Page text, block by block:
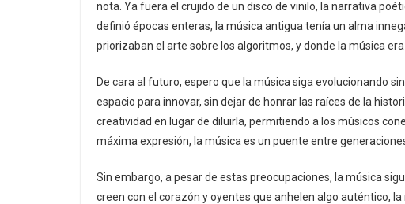
nota. Ya fuera el crujido de un disco de vinilo, la narrativa
definió épocas enteras, la música antigua tenía un alma
priorizaban el arte sobre los algoritmos, y donde la música
De cara al futuro, espero que la música siga evolucionando
espacio para innovar, sin dejar de honrar las raíces de la
creatividad en lugar de diluirla, permitiendo a los músicos
máxima expresión, la música es un puente entre
Sin embargo, a pesar de estas preocupaciones, la música
creen con el corazón y oyentes que anhelen algo auténtico,